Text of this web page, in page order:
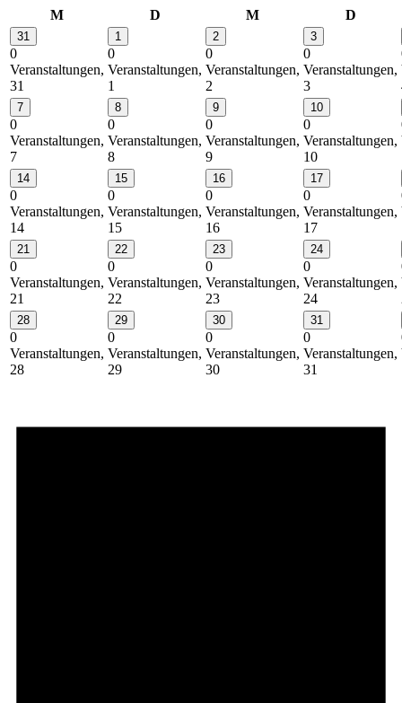
MMontag DDienstag MMittwoch D
31
0
Veranstaltungen,
31
1
0
Veranstaltungen,
1
2
0
Veranstaltungen,
2
3
0
Veranstaltungen,
3
7
0
Veranstaltungen,
7
8
0
Veranstaltungen,
8
9
0
Veranstaltungen,
9
10
0
Veranstaltungen,
10
14
0
Veranstaltungen,
14
15
0
Veranstaltungen,
15
16
0
Veranstaltungen,
16
17
0
Veranstaltungen,
17
21
0
Veranstaltungen,
21
22
0
Veranstaltungen,
22
23
0
Veranstaltungen,
23
24
0
Veranstaltungen,
24
28
0
Veranstaltungen,
28
29
0
Veranstaltungen,
29
30
0
Veranstaltungen,
30
31
0
Veranstaltungen,
31